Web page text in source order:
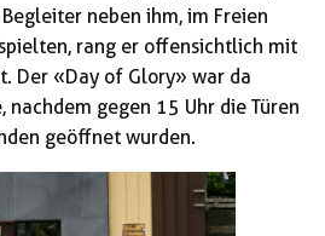
neben ihm, im Freien
rang er offensichtlich mit
Der «Day of Glory» war da
nachdem gegen 15 Uhr die Türen
geöffnet wurden.